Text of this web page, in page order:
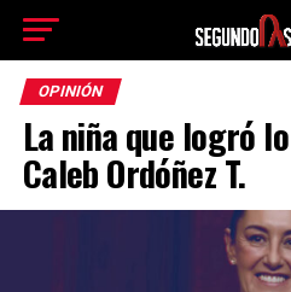
OPINIÓN
La niña que logró
Caleb Ordóñez T.